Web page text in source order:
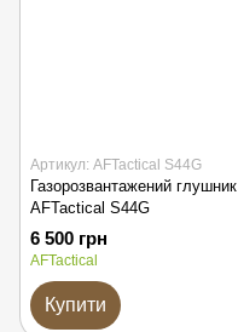
Артикул: AFTactical S44G
Газорозвантажений глушник
AFTactical S44G
6 500 грн
AFTactical
Купити